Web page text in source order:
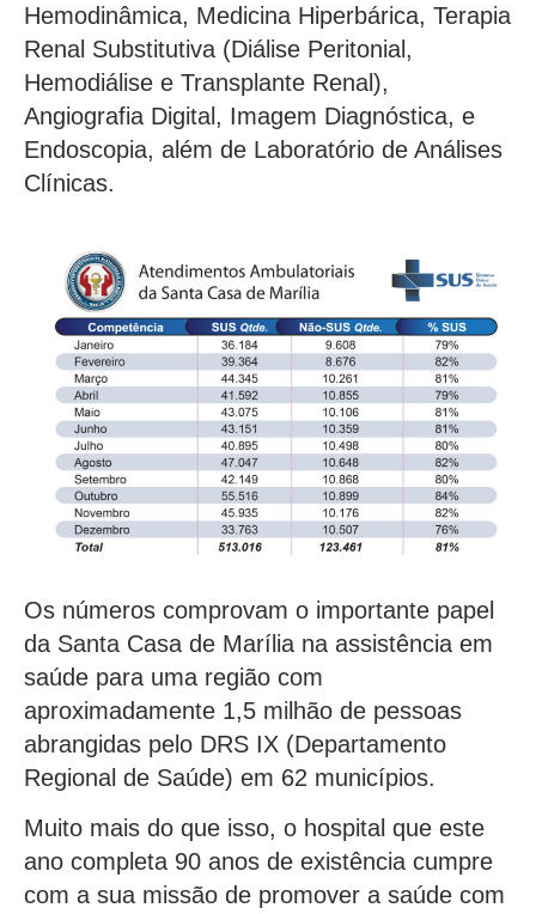
Hemodinâmica, Medicina Hiperbárica, Terapia
Renal Substitutiva (Diálise Peritonial,
Hemodiálise e Transplante Renal),
Angiografia Digital, Imagem Diagnóstica, e
Endoscopia, além de Laboratório de Análises
Clínicas.
Os números comprovam o importante papel
da Santa Casa de Marília na assistência em
saúde para uma região com
aproximadamente 1,5 milhão de pessoas
abrangidas pelo DRS IX (Departamento
Regional de Saúde) em 62 municípios.
Muito mais do que isso, o hospital que este
ano completa 90 anos de existência cumpre
com a sua missão de promover a saúde com